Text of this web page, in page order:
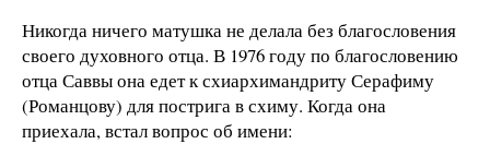
Никогда ничего матушка не делала без благословения
своего духовного отца. В 1976 году по благословению
отца Саввы она едет к схиархимандриту Серафиму
(Романцову) для пострига в схиму. Когда она
приехала, встал вопрос об имени: